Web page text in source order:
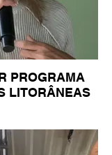
PROGRAMA
LITORÂNEAS